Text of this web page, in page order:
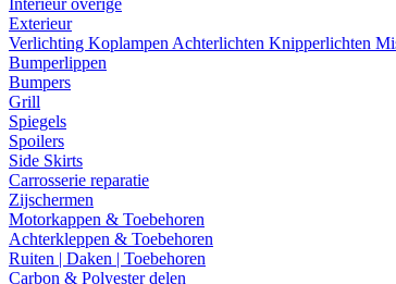
Interieur overige
Exterieur
Verlichting Koplampen Achterlichten Knipperlichten
Bumperlippen
Bumpers
Grill
Spiegels
Spoilers
Side Skirts
Carrosserie reparatie
Zijschermen
Motorkappen & Toebehoren
Achterkleppen & Toebehoren
Ruiten | Daken | Toebehoren
Carbon & Polyester delen